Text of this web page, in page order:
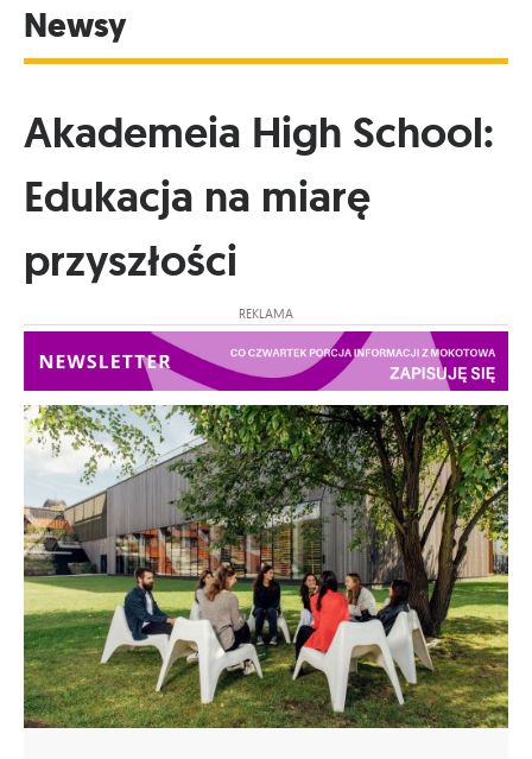
Newsy
Akademeia High School:
Edukacja na miarę
przyszłości
REKLAMA